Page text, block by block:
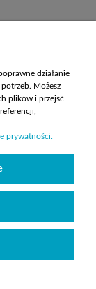
działanie
Możesz
plików i przejść
prywatności.